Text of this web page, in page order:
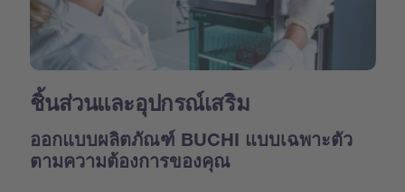
ชิ้นส่วนและอุปกรณ์เสริม
ออกแบบผลิตภัณฑ์ BUCHI แบบเฉพาะตัว
ตามความต้องการของคุณ